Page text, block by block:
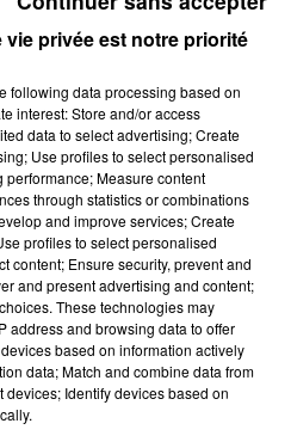
vie privée est notre priorité
following data processing based on
interest: Store and/or access
data to select advertising; Create
Use profiles to select personalised
Measure content
through statistics or combinations
and improve services; Create
profiles to select personalised
content; Ensure security, prevent and
and present advertising and content;
These technologies may
address and browsing data to offer
based on information actively
data; Match and combine data from
Identify devices based on